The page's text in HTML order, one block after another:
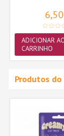
ADICIONAR
CARRINHO
Produtos